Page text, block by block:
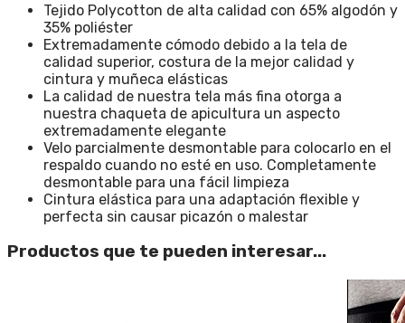
Tejido Polycotton de alta calidad con 65% algodón y
35% poliéster
Extremadamente cómodo debido a la tela de
calidad superior, costura de la mejor calidad y
cintura y muñeca elásticas
La calidad de nuestra tela más fina otorga a
nuestra chaqueta de apicultura un aspecto
extremadamente elegante
Velo parcialmente desmontable para colocarlo en el
respaldo cuando no esté en uso. Completamente
desmontable para una fácil limpieza
Cintura elástica para una adaptación flexible y
perfecta sin causar picazón o malestar
Productos que te pueden interesar...